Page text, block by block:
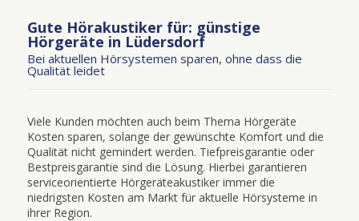
Gute Hörakustiker für: günstige
Hörgeräte in Lüdersdorf
Bei aktuellen Hörsystemen sparen, ohne dass die
Qualität leidet
Viele Kunden möchten auch beim Thema Hörgeräte
Kosten sparen, solange der gewünschte Komfort und die
Qualität nicht gemindert werden. Tiefpreisgarantie oder
Bestpreisgarantie sind die Lösung. Hierbei garantieren
serviceorientierte Hörgeräteakustiker immer die
niedrigsten Kosten am Markt für aktuelle Hörsysteme in
ihrer Region.